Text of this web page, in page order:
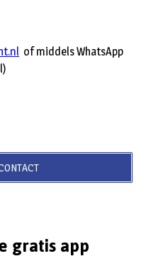
of middels WhatsApp
gratis app